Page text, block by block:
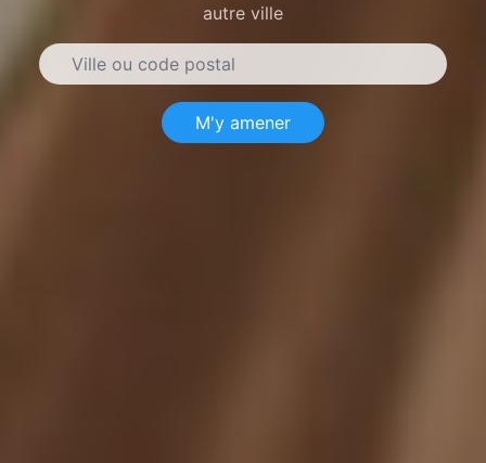
autre ville
M'y amener